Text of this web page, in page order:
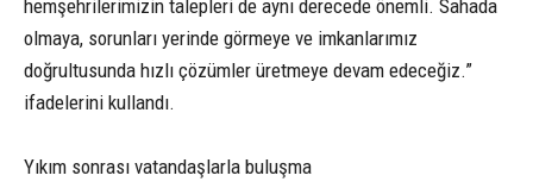
hemşehrilerimizin talepleri de aynı derecede önemli. Sahada
olmaya, sorunları yerinde görmeye ve imkanlarımız
doğrultusunda hızlı çözümler üretmeye devam edeceğiz.”
ifadelerini kullandı.
Yıkım sonrası vatandaşlarla buluşma